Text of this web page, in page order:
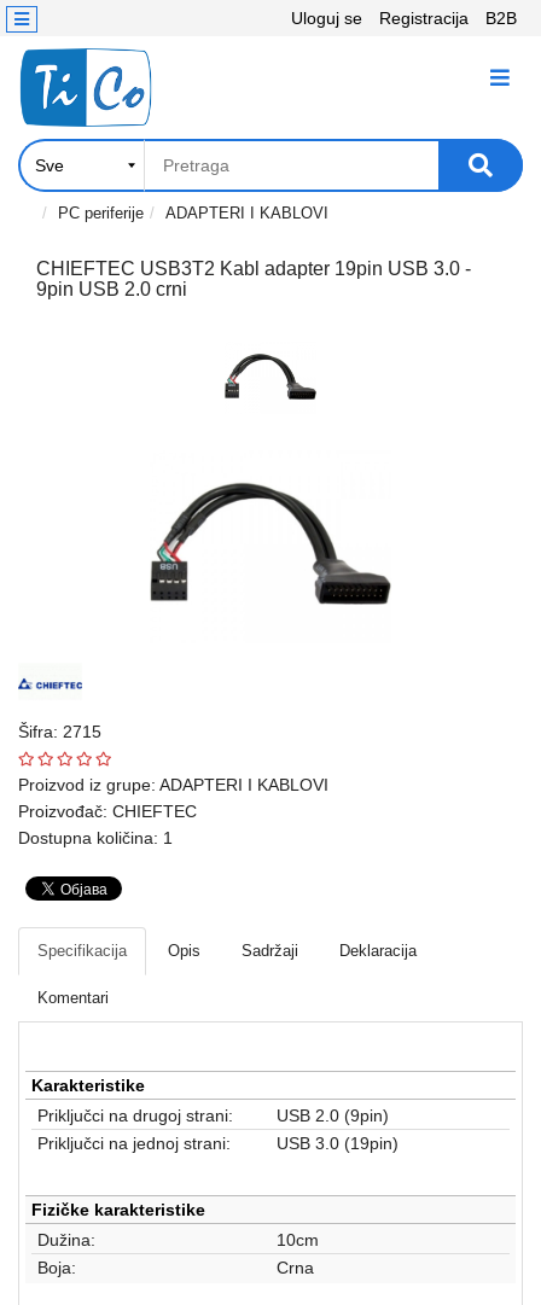
Uloguj se Registracija B2B
KATEGORIJE
Računari,
Komponente
Laptop
tablet
oprema
Mrežna
oprema
Gaming
Fotoaparati
i
kamere
aparati
Software
kategorije
Kontakt
PC periferije ADAPTERI I KABLOVI
CHIEFTEC USB3T2 Kabl adapter 19pin USB 3.0 -
9pin USB 2.0 crni
Šifra: 2715
Proizvod iz grupe: ADAPTERI I KABLOVI
Proizvođač: CHIEFTEC
Dostupna količina: 1
Specifikacija Opis Sadržaji Deklaracija
Komentari
Karakteristike
Priključci na drugoj strani:
USB 2.0 (9pin)
Priključci na jednoj strani:
USB 3.0 (19pin)
Fizičke karakteristike
Dužina:
10cm
Boja:
Crna